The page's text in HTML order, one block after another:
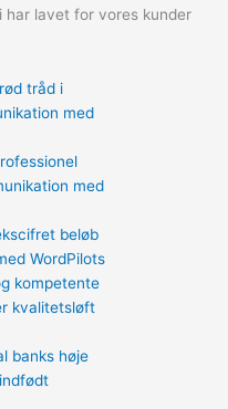
lavet for vores kunder
tråd i
med
med
beløb
WordPilots
kompetente
kvalitetsløft
banks høje